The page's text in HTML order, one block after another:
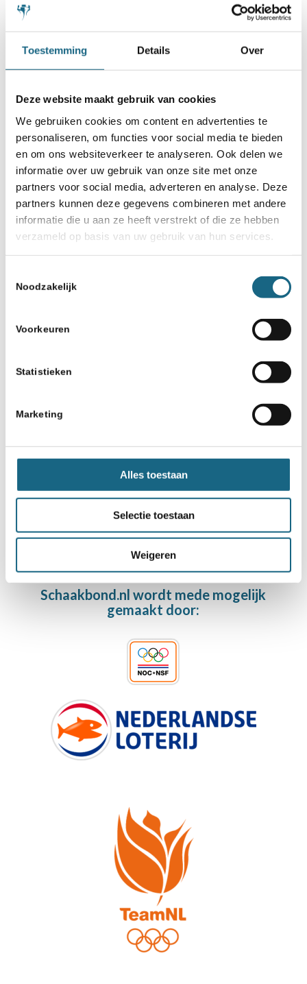
Toestemming Details Over
Deze website maakt gebruik van cookies
We gebruiken cookies om content en advertenties te
personaliseren, om functies voor social media te bieden
en om ons websiteverkeer te analyseren. Ook delen we
informatie over uw gebruik van onze site met onze
partners voor social media, adverteren en analyse. Deze
partners kunnen deze gegevens combineren met andere
informatie die u aan ze heeft verstrekt of die ze hebben
verzameld op basis van uw gebruik van hun services.
Noodzakelijk
Voorkeuren
Statistieken
Marketing
Alles toestaan
Selectie toestaan
Weigeren
6 augustus 2025
En de ONJK titels zijn dit jaar
voor ….
Eerste ONJK titels voor de F, G
5
6 7 › »
Schaakbond.nl wordt mede mogelijk
gemaakt door: